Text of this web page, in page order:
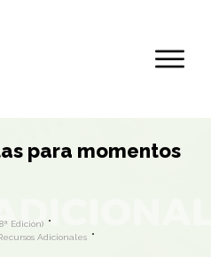
para momentos
Edición)
Adicionales